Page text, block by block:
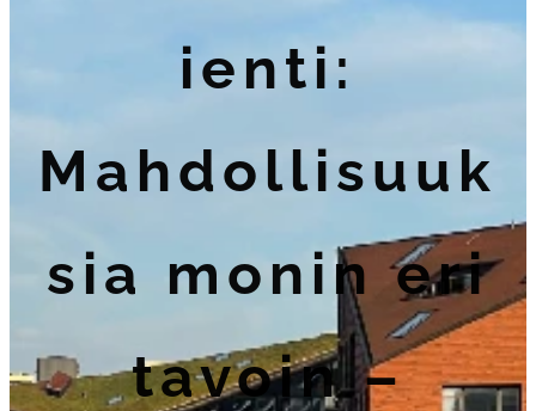
ienti:
Mahdollisuuk
sia monin eri
tavoin –